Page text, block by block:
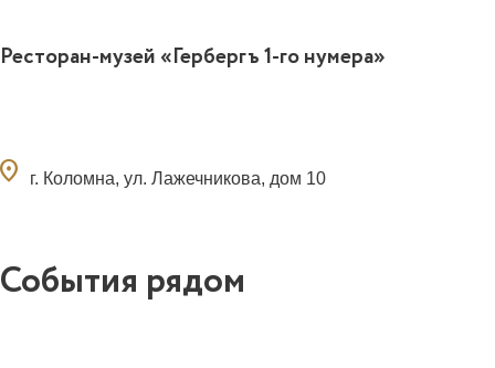
Ресторан-музей «Гербергъ 1-го нумера»
г. Коломна, ул. Лажечникова, дом 10
События рядом